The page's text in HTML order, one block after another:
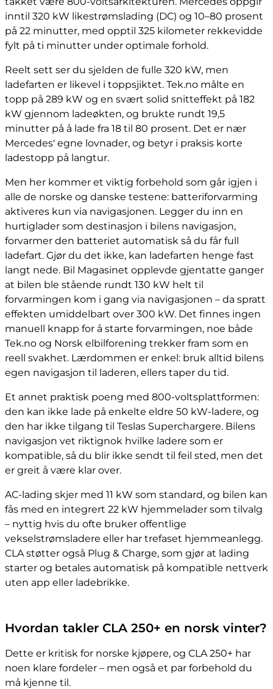
inntil 320 kW likestrømslading (DC) og 10–80 prosent
på 22 minutter, med opptil 325 kilometer rekkevidde
fylt på ti minutter under optimale forhold.
Reelt sett ser du sjelden de fulle 320 kW, men
ladefarten er likevel i toppsjiktet. Tek.no målte en
topp på 289 kW og en svært solid snitteffekt på 182
kW gjennom ladeøkten, og brukte rundt 19,5
minutter på å lade fra 18 til 80 prosent. Det er nær
Mercedes' egne lovnader, og betyr i praksis korte
ladestopp på langtur.
Men her kommer et viktig forbehold som går igjen i
alle de norske og danske testene: batteriforvarming
aktiveres kun via navigasjonen. Legger du inn en
hurtiglader som destinasjon i bilens navigasjon,
forvarmer den batteriet automatisk så du får full
ladefart. Gjør du det ikke, kan ladefarten henge fast
langt nede. Bil Magasinet opplevde gjentatte ganger
at bilen ble stående rundt 130 kW helt til
forvarmingen kom i gang via navigasjonen – da spratt
effekten umiddelbart over 300 kW. Det finnes ingen
manuell knapp for å starte forvarmingen, noe både
Tek.no og Norsk elbilforening trekker fram som en
reell svakhet. Lærdommen er enkel: bruk alltid bilens
egen navigasjon til laderen, ellers taper du tid.
Et annet praktisk poeng med 800-voltsplattformen:
den kan ikke lade på enkelte eldre 50 kW-ladere, og
den har ikke tilgang til Teslas Superchargere. Bilens
navigasjon vet riktignok hvilke ladere som er
kompatible, så du blir ikke sendt til feil sted, men det
er greit å være klar over.
AC-lading skjer med 11 kW som standard, og bilen kan
fås med en integrert 22 kW hjemmelader som tilvalg
– nyttig hvis du ofte bruker offentlige
vekselstrømsladere eller har trefaset hjemmeanlegg.
CLA støtter også Plug & Charge, som gjør at lading
starter og betales automatisk på kompatible nettverk
uten app eller ladebrikke.
Hvordan takler CLA 250+ en norsk vinter?
Dette er kritisk for norske kjøpere, og CLA 250+ har
noen klare fordeler – men også et par forbehold du
må kjenne til.